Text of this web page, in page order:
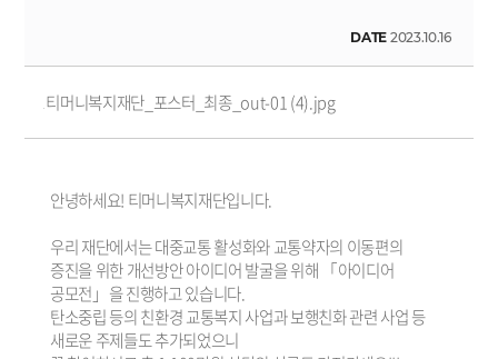
DATE 2023.10.16
티머니복지재단_포스터_최종_out-01 (4).jpg
안녕하세요! 티머니복지재단입니다.
우리 재단에서는 대중교통 활성화와 교통약자의 이동편의
증진을 위한 개선방안 아이디어 발굴을 위해 「아이디어
공모전」을 진행하고 있습니다.
탄소중립 등의 친환경 교통복지 사업과 보행친화 관련 사업 등
새로운 주제들도 추가되었으니